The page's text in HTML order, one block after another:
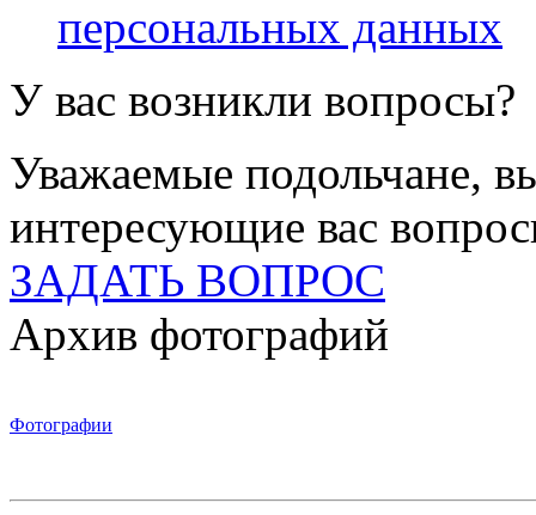
персональных данных
У вас возникли вопросы?
Уважаемые подольчане,
интересующие вас
ЗАДАТЬ ВОПРОС
Архив фотографий
Фотографии